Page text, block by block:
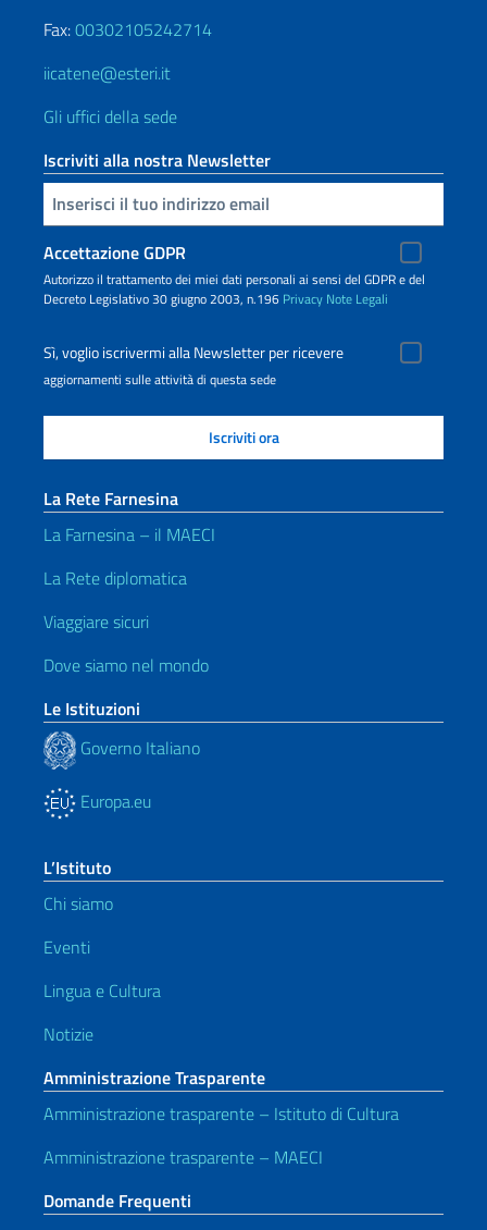
Fax:00302105242714
iicatene@esteri.it
Gli uffici della sede
Iscriviti alla nostra Newsletter
Inserisci la tua email
Accettazione GDPR
Autorizzo il trattamento dei miei dati personali ai sensi del GDPR e del
Decreto Legislativo 30 giugno 2003, n.196 Privacy Note Legali
Sì, voglio iscrivermi alla Newsletter per ricevere
aggiornamenti sulle attività di questa sede
La Rete Farnesina
La Farnesina – il MAECI
La Rete diplomatica
Viaggiare sicuri
Dove siamo nel mondo
Le Istituzioni
Governo Italiano
Europa.eu
L’Istituto
Chi siamo
Eventi
Lingua e Cultura
Notizie
Amministrazione Trasparente
Amministrazione trasparente – Istituto di Cultura
Amministrazione trasparente – MAECI
Domande Frequenti